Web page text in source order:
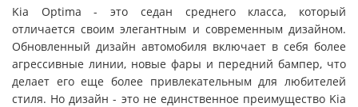
Kia Optima - это седан среднего класса, который
отличается своим элегантным и современным дизайном.
Обновленный дизайн автомобиля включает в себя более
агрессивные линии, новые фары и передний бампер, что
делает его еще более привлекательным для любителей
стиля. Но дизайн - это не единственное преимущество Kia